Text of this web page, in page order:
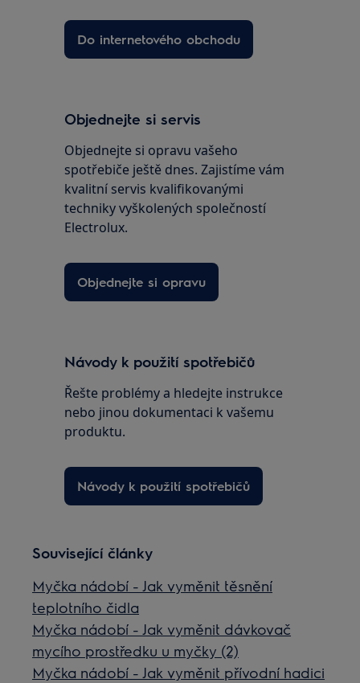
Do internetového obchodu
Objednejte si servis
Objednejte si opravu vašeho
spotřebiče ještě dnes. Zajistíme vám
kvalitní servis kvalifikovanými
techniky vyškolených společností
Electrolux.
Objednejte si opravu
Návody k použití spotřebičů
Řešte problémy a hledejte instrukce
nebo jinou dokumentaci k vašemu
produktu.
Návody k použití spotřebičů
Související články
Myčka nádobí - Jak vyměnit těsnění
teplotního čidla
Myčka nádobí - Jak vyměnit dávkovač
mycího prostředku u myčky (2)
Myčka nádobí - Jak vyměnit přívodní hadici